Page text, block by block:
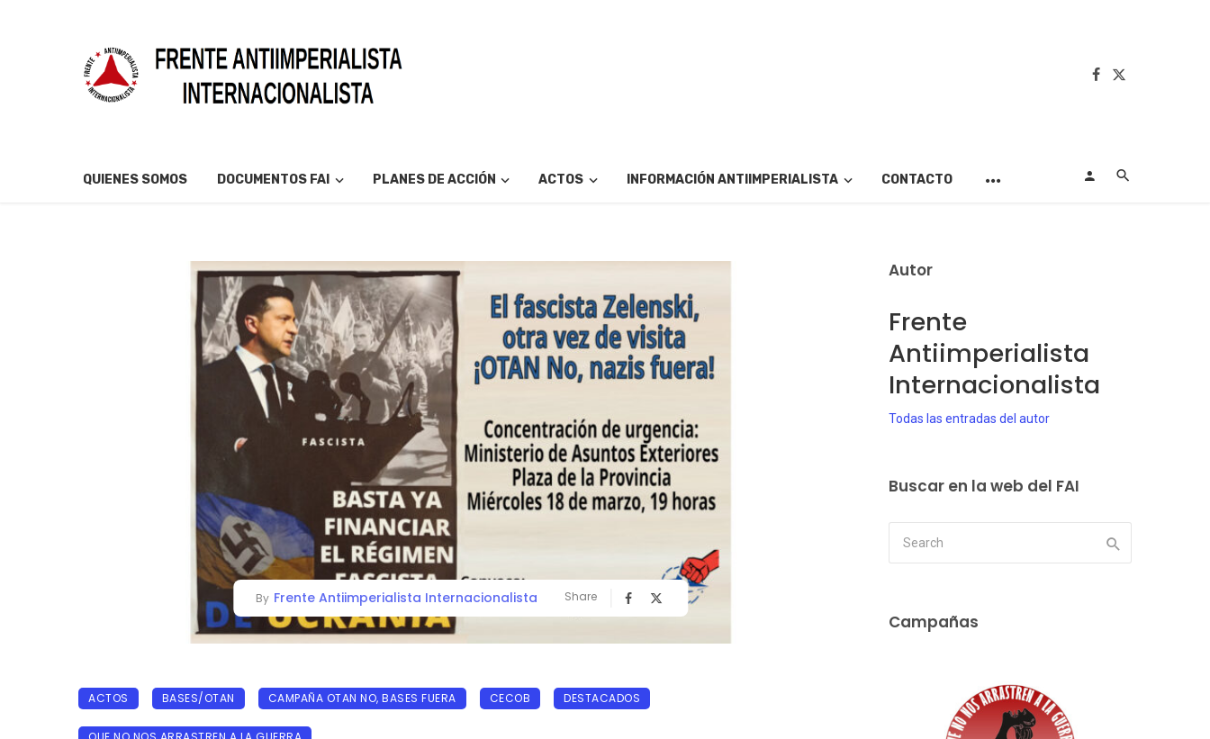
QUIENES SOMOS DOCUMENTOS FAI PLANES DE ACCIÓN ACTOS INFORMACIÓN ANTIIMPERIALISTA CONTACTO
By Frente Antiimperialista Internacionalista Share
ACTOS BASES/OTAN CAMPAÑA OTAN NO, BASES FUERA CECOB DESTACADOS
Autor
Frente
Antiimperialista
Internacionalista
Todas las entradas del autor
Buscar en la web del FAI
Campañas